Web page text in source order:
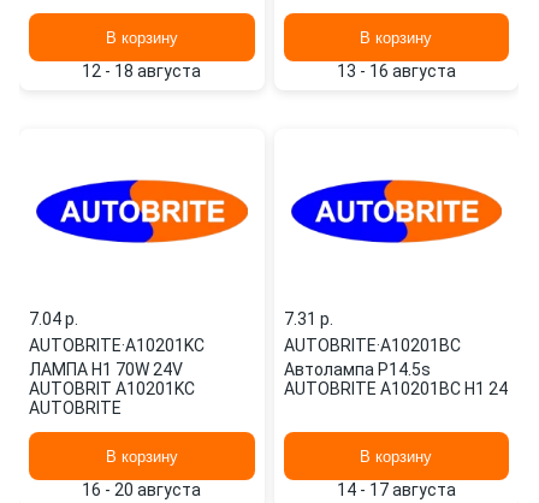
В корзину
12 - 18 августа
В корзину
13 - 16 августа
7.04 p.
AUTOBRITE·A10201KC
ЛАМПА H1 70W 24V
AUTOBRIT A10201KC
AUTOBRITE
В корзину
16 - 20 августа
7.31 p.
AUTOBRITE·A10201BC
Автолампа P14.5s
AUTOBRITE A10201BC H1 24
В корзину
14 - 17 августа